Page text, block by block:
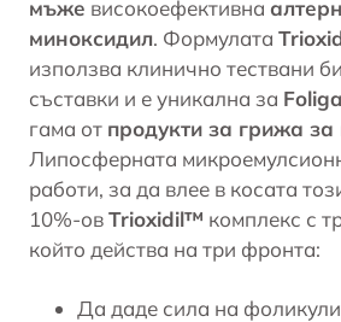
мъже високоефективна
миноксидил. Формулата
използва клинично тествани
съставки и е уникална за
гама от продукти за грижа за
Липосферната
работи, за да влее в косата
10%-овTrioxidil™ комплекс с
който действа на три фронта:
Да даде сила на